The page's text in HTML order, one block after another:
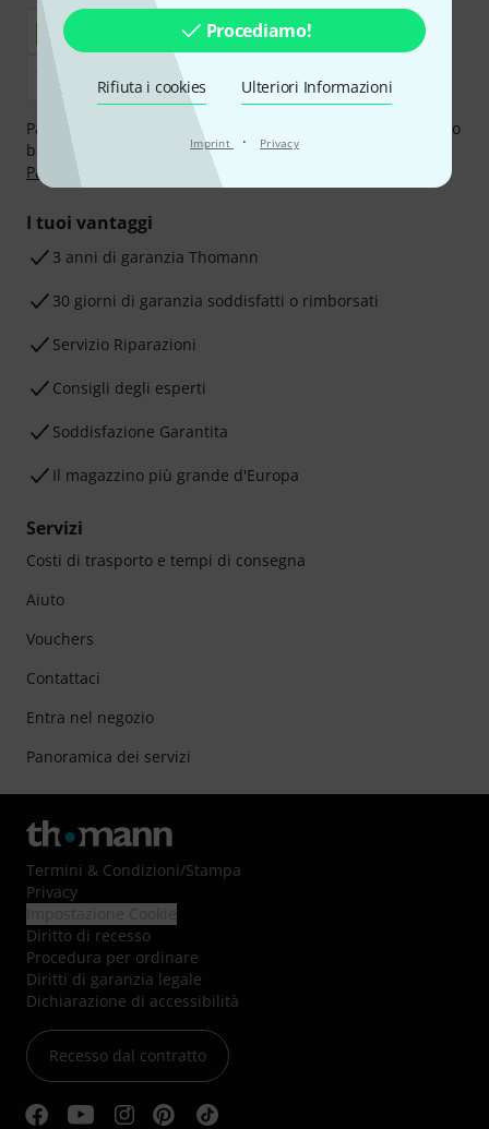
Procediamo!
Rifiuta i cookies Ulteriori Informazioni
Imprint · Privacy
Paga in tutta sicurezza con Contanti alla consegna, Bonifico
bancario, PayPal, Amazon Pay,
Klarna Paga Ora
Paga in 3 rate
oppure Carta di credito.
I tuoi vantaggi
3 anni di garanzia Thomann
30 giorni di garanzia soddisfatti o rimborsati
Servizio Riparazioni
Consigli degli esperti
Soddisfazione Garantita
Il magazzino più grande d'Europa
Servizi
Costi di trasporto e tempi di consegna
Aiuto
Vouchers
Contattaci
Entra nel negozio
Panoramica dei servizi
Termini & Condizioni/Stampa
Privacy
Diritto di recesso
Procedura per ordinare
Diritti di garanzia legale
Dichiarazione di accessibilità
Recesso dal contratto